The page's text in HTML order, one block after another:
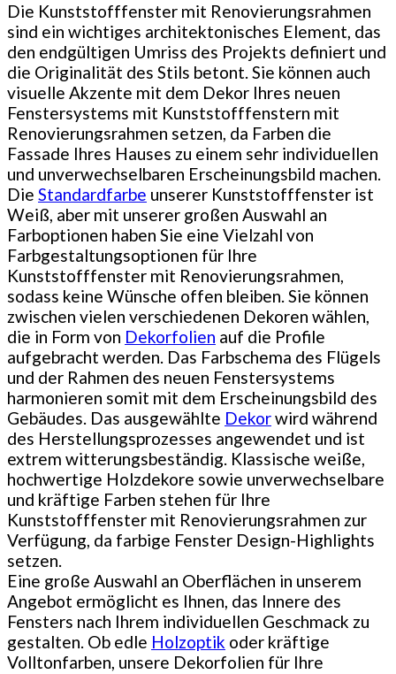
Die Kunststofffenster mit Renovierungsrahmen
sind ein wichtiges architektonisches Element, das
den endgültigen Umriss des Projekts definiert und
die Originalität des Stils betont. Sie können auch
visuelle Akzente mit dem Dekor Ihres neuen
Fenstersystems mit Kunststofffenstern mit
Renovierungsrahmen setzen, da Farben die
Fassade Ihres Hauses zu einem sehr individuellen
und unverwechselbaren Erscheinungsbild machen.
Die Standardfarbe unserer Kunststofffenster ist
Weiß, aber mit unserer großen Auswahl an
Farboptionen haben Sie eine Vielzahl von
Farbgestaltungsoptionen für Ihre
Kunststofffenster mit Renovierungsrahmen,
sodass keine Wünsche offen bleiben. Sie können
zwischen vielen verschiedenen Dekoren wählen,
die in Form von Dekorfolien auf die Profile
aufgebracht werden. Das Farbschema des Flügels
und der Rahmen des neuen Fenstersystems
harmonieren somit mit dem Erscheinungsbild des
Gebäudes. Das ausgewählte Dekorwird während
des Herstellungsprozesses angewendet und ist
extrem witterungsbeständig. Klassische weiße,
hochwertige Holzdekore sowie unverwechselbare
und kräftige Farben stehen für Ihre
Kunststofffenster mit Renovierungsrahmen zur
Verfügung, da farbige Fenster Design-Highlights
setzen.
Eine große Auswahl an Oberflächen in unserem
Angebot ermöglicht es Ihnen, das Innere des
Fensters nach Ihrem individuellen Geschmack zu
gestalten. Ob edle Holzoptik oder kräftige
Volltonfarben, unsere Dekorfolien für Ihre